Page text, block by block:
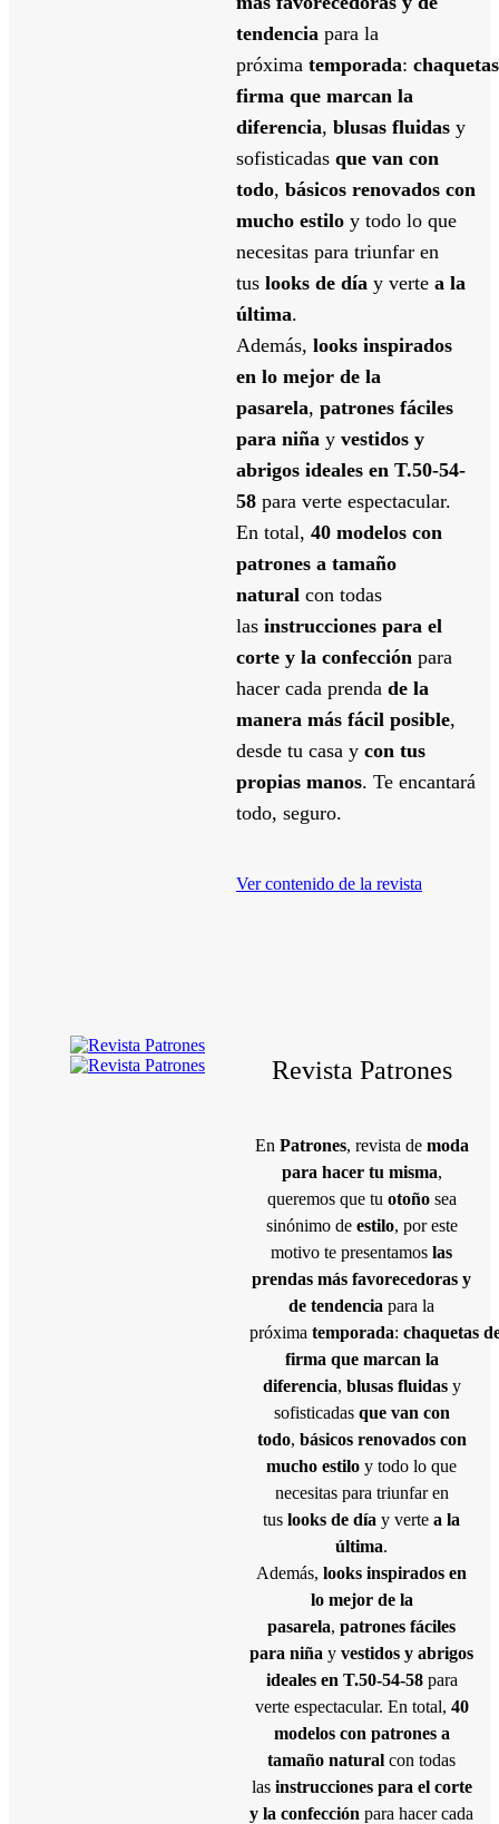
tendencia para la
próxima temporada: chaquetas
firma que marcan la
diferencia, blusas fluidas y
sofisticadas que van con
todo, básicos renovados con
mucho estilo y todo lo que
necesitas para triunfar en
tus looks de día y verte a la
última.
Además, looks inspirados
en lo mejor de la
pasarela, patrones fáciles
para niña y vestidos y
abrigos ideales en T.50-54-
58 para verte espectacular.
En total, 40 modelos con
patrones a tamaño
natural con todas
las instrucciones para el
corte y la confección para
hacer cada prenda de la
manera más fácil posible,
desde tu casa y con tus
propias manos. Te encantará
todo, seguro.
Ver contenido de la revista
Revista Patrones
En Patrones, revista de moda
para hacer tu misma,
queremos que tu otoñosea
sinónimo de estilo, por este
motivo te presentamos las
prendas más favorecedoras y
de tendencia para la
próxima temporada: chaquetas
firma que marcan la
diferencia, blusas fluidasy
sofisticadas que van con
todo, básicos renovadoscon
mucho estilo y todo lo que
necesitas para triunfar en
tus looks de día y verte a la
última.
Además, looks inspirados en
lo mejor de la
pasarela, patrones fáciles
para niña y vestidos y abrigos
ideales en T.50-54-58 para
verte espectacular. En total, 40
modelos con patrones a
tamaño natural con todas
las instrucciones para el corte
y la confección para hacer cada